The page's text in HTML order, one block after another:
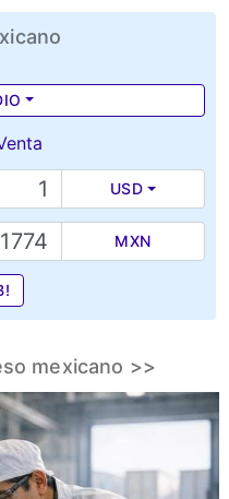
USD
MXN
mexicano >>